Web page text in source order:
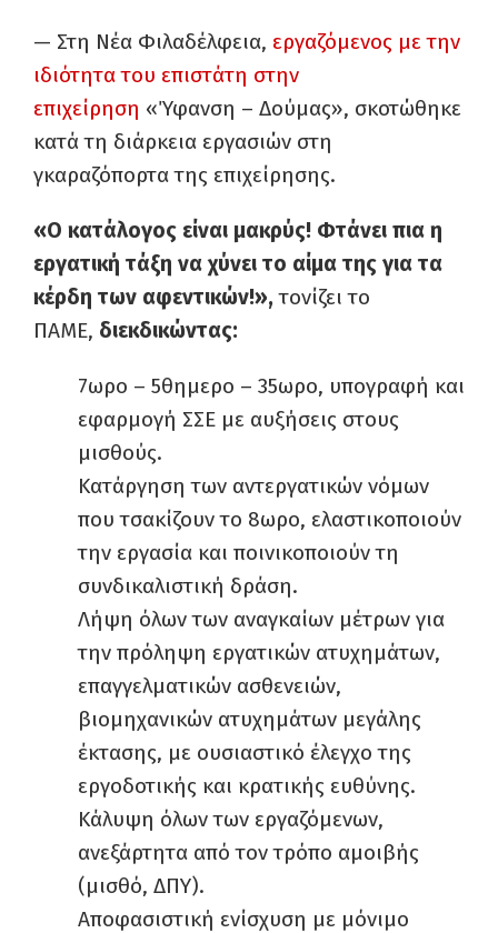
— Στη Νέα Φιλαδέλφεια, εργαζόμενος με την
ιδιότητα του επιστάτη στην
επιχείρηση «Ύφανση – Δούμας», σκοτώθηκε
κατά τη διάρκεια εργασιών στη
γκαραζόπορτα της επιχείρησης.
«Ο κατάλογος είναι μακρύς! Φτάνει πια η
εργατική τάξη να χύνει το αίμα της για τα
κέρδη των αφεντικών!», τονίζει το
ΠΑΜΕ, διεκδικώντας:
7ωρο – 5θημερο – 35ωρο, υπογραφή και
εφαρμογή ΣΣΕ με αυξήσεις στους
μισθούς.
Κατάργηση των αντεργατικών νόμων
που τσακίζουν το 8ωρο, ελαστικοποιούν
την εργασία και ποινικοποιούν τη
συνδικαλιστική δράση.
Λήψη όλων των αναγκαίων μέτρων για
την πρόληψη εργατικών ατυχημάτων,
επαγγελματικών ασθενειών,
βιομηχανικών ατυχημάτων μεγάλης
έκτασης, με ουσιαστικό έλεγχο της
εργοδοτικής και κρατικής ευθύνης.
Κάλυψη όλων των εργαζόμενων,
ανεξάρτητα από τον τρόπο αμοιβής
(μισθό, ΔΠΥ).
Αποφασιστική ενίσχυση με μόνιμο